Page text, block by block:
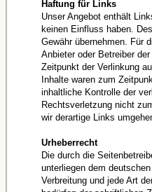
Haftung für Links
Unser Angebot enthält
keinen Einfluss haben.
Gewähr übernehmen. Für
Anbieter oder Betreiber
Zeitpunkt der Verlinkung
Inhalte waren zum
inhaltliche Kontrolle der
Rechtsverletzung nicht
wir derartige Links
Urheberrecht
Die durch die
unterliegen dem
Verbreitung und jede Art